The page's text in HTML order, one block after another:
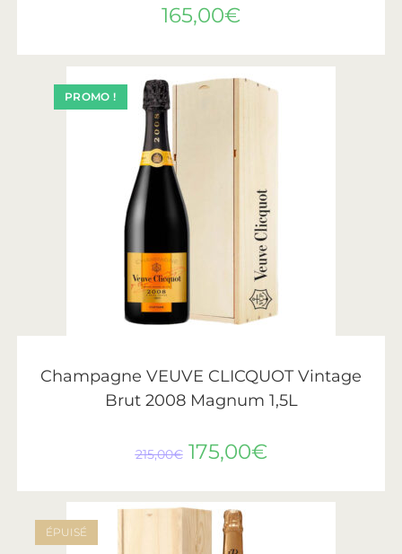
165,00€
PROMO !
Champagne VEUVE CLICQUOT Vintage
Brut 2008 Magnum 1,5L
215,00€ 175,00€
ÉPUISÉ